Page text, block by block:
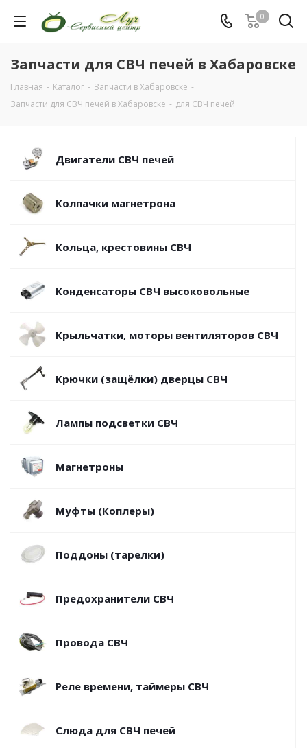
0
Запчасти для СВЧ печей в Хабаровске
Главная - Каталог - Запчасти в Хабаровске -
Запчасти для СВЧ печей в Хабаровске - для СВЧ печей
Двигатели СВЧ печей
Колпачки магнетрона
Кольца, крестовины СВЧ
Конденсаторы СВЧ высоковольные
Крыльчатки, моторы вентиляторов СВЧ
Крючки (защёлки) дверцы СВЧ
Лампы подсветки СВЧ
Магнетроны
Муфты (Коплеры)
Поддоны (тарелки)
Предохранители СВЧ
Провода СВЧ
Реле времени, таймеры СВЧ
Слюда для СВЧ печей